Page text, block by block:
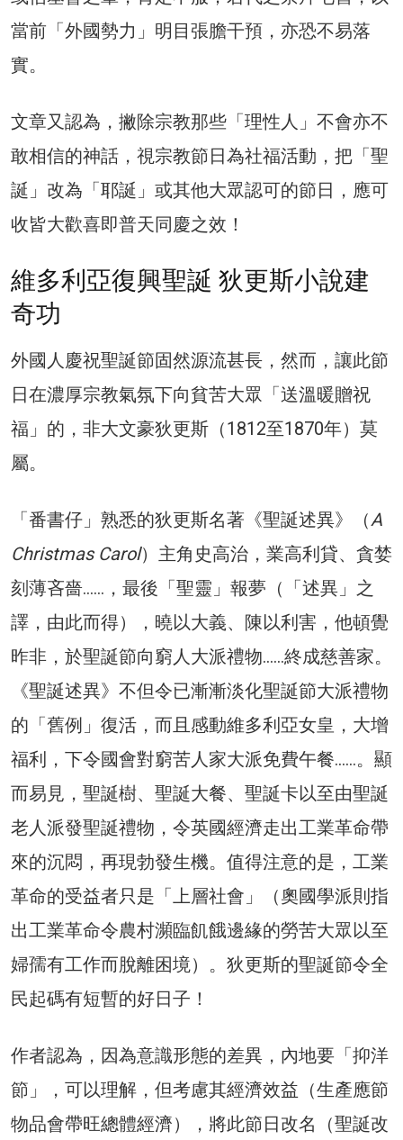
當前「外國勢力」明目張膽干預，亦恐不易落
實。
文章又認為，撇除宗教那些「理性人」不會亦不
敢相信的神話，視宗教節日為社福活動，把「聖
誕」改為「耶誕」或其他大眾認可的節日，應可
收皆大歡喜即普天同慶之效！
維多利亞復興聖誕 狄更斯小說建
奇功
外國人慶祝聖誕節固然源流甚長，然而，讓此節
日在濃厚宗教氣氛下向貧苦大眾「送溫暖贈祝
福」的，非大文豪狄更斯（1812至1870年）莫
屬。
「番書仔」熟悉的狄更斯名著《聖誕述異》（A
Christmas Carol）主角史高治，業高利貸、貪婪
刻薄吝嗇……，最後「聖靈」報夢（「述異」之
譯，由此而得），曉以大義、陳以利害，他頓覺
昨非，於聖誕節向窮人大派禮物……終成慈善家。
《聖誕述異》不但令已漸漸淡化聖誕節大派禮物
的「舊例」復活，而且感動維多利亞女皇，大增
福利，下令國會對窮苦人家大派免費午餐……。顯
而易見，聖誕樹、聖誕大餐、聖誕卡以至由聖誕
老人派發聖誕禮物，令英國經濟走出工業革命帶
來的沉悶，再現勃發生機。值得注意的是，工業
革命的受益者只是「上層社會」（奧國學派則指
出工業革命令農村瀕臨飢餓邊緣的勞苦大眾以至
婦孺有工作而脫離困境）。狄更斯的聖誕節令全
民起碼有短暫的好日子！
作者認為，因為意識形態的差異，內地要「抑洋
節」，可以理解，但考慮其經濟效益（生產應節
物品會帶旺總體經濟），將此節日改名（聖誕改